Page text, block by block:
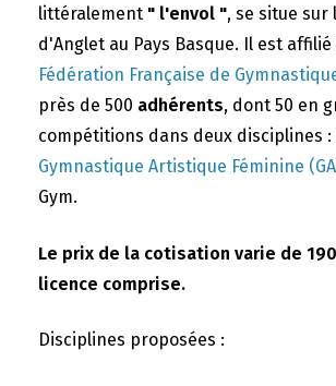
littéralement " l'envol ", se situe sur
d'Anglet au Pays Basque. Il est affilié
Fédération Française de
près de 500 adhérents, dont 50 en
compétitions dans deux disciplines :
Gymnastique Artistique Féminine
Gym.
Le prix de la cotisation varie de
licence comprise.
Disciplines proposées :